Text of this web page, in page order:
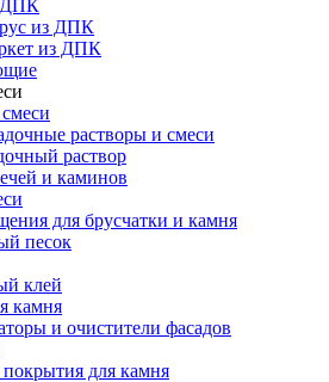
ДПК
из ДПК
из ДПК
растворы и смеси
раствор
и каминов
для брусчатки и камня
песок
клей
камня
и очистители фасадов
для камня